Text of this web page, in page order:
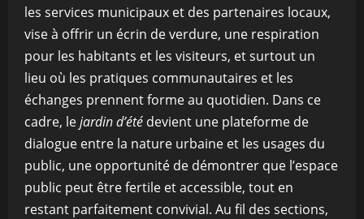
les services municipaux et des partenaires locaux,
vise à offrir un écrin de verdure, une respiration
pour les habitants et les visiteurs, et surtout un
lieu où les pratiques communautaires et les
échanges prennent forme au quotidien. Dans ce
cadre, lejardin d’été devient une plateforme de
dialogue entre la nature urbaine et les usages du
public, une opportunité de démontrer que l’espace
public peut être fertile et accessible, tout en
restant parfaitement convivial. Au fil des sections,